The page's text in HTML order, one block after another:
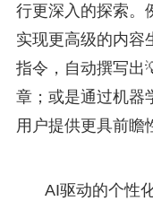
行更深入的探索。
实现更高级的内容
指令，自动撰写出
章；或是通过机器
用户提供更具前瞻
AI驱动的个性